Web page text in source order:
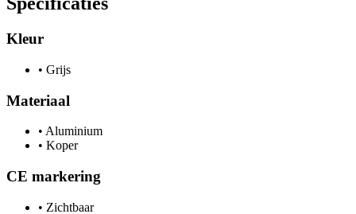
Kleur
• Grijs
Materiaal
• Aluminium
• Koper
CE markering
• Zichtbaar